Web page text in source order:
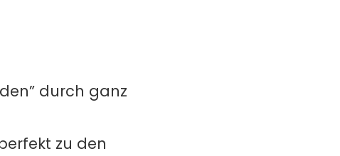
durch ganz
zu den